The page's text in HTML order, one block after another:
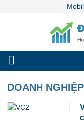
DOANH NGHIỆP